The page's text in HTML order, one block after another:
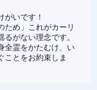
がいです！
ため」これがカーリ
がない理念です。
全霊をかたむけ、い
ことをお約束しま